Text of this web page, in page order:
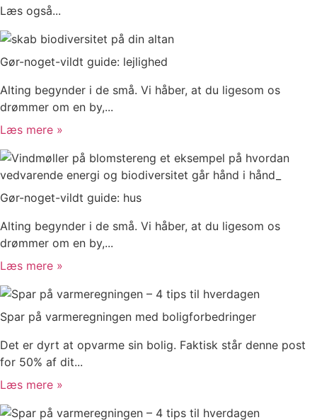
Læs også...
Gør-noget-vildt guide: lejlighed
Alting begynder i de små. Vi håber, at du ligesom os
drømmer om en by,...
Læs mere »
Gør-noget-vildt guide: hus
Alting begynder i de små. Vi håber, at du ligesom os
drømmer om en by,...
Læs mere »
Spar på varmeregningen med boligforbedringer
Det er dyrt at opvarme sin bolig. Faktisk står denne post
for 50% af dit...
Læs mere »